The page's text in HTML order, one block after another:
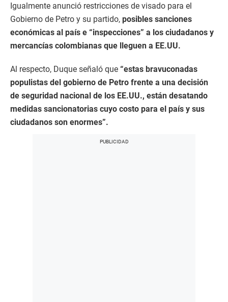
Igualmente anunció restricciones de visado para el
Gobierno de Petro y su partido, posibles sanciones
económicas al país e “inspecciones” a los ciudadanos y
mercancías colombianas que lleguen a EE.UU.
Al respecto, Duque señaló que “estas bravuconadas
populistas del gobierno de Petro frente a una decisión
de seguridad nacional de los EE.UU., están desatando
medidas sancionatorias cuyo costo para el país y sus
ciudadanos son enormes”.